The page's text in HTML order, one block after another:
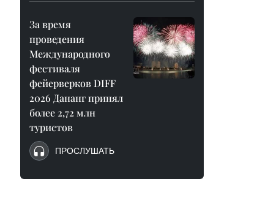
За время
проведения
Международного
фестиваля
фейерверков DIFF
2026 Дананг принял
более 2,72 млн
туристов
ПРОСЛУШАТЬ